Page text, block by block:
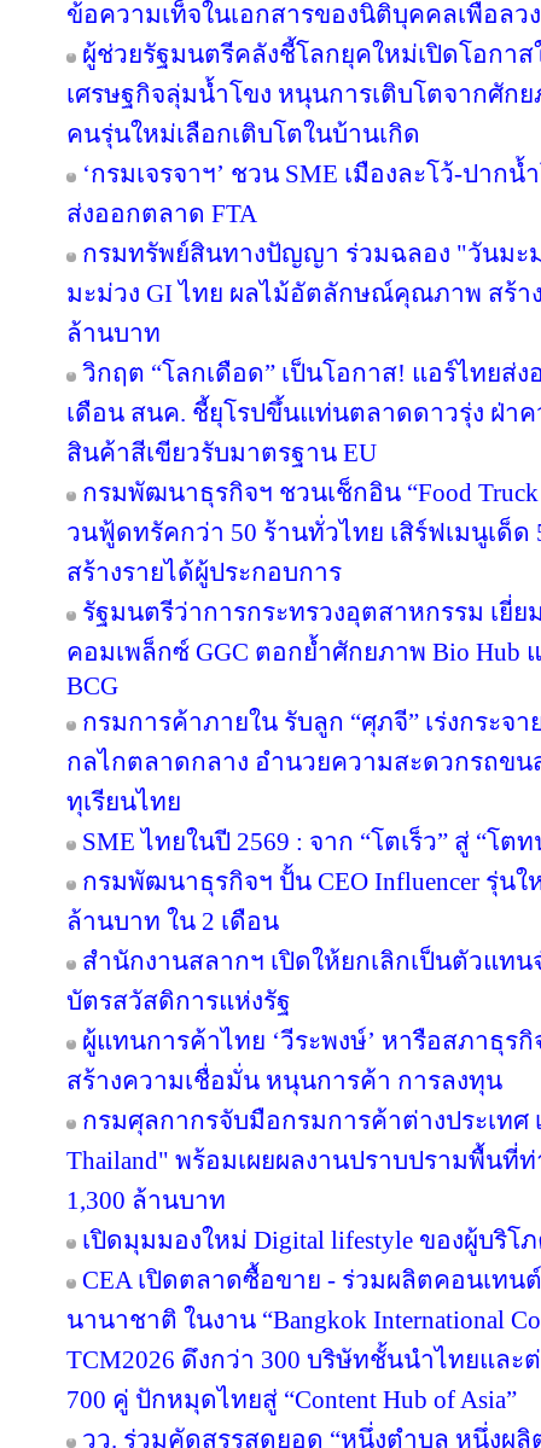
ข้อความเท็จในเอกสารของนิติบุคคลเพื่อลว
ผู้ช่วยรัฐมนตรีคลังชี้โลกยุคใหม่เปิดโอกา
เศรษฐกิจลุ่มน้ำโขง หนุนการเติบโตจากศัก
คนรุ่นใหม่เลือกเติบโตในบ้านเกิด
‘กรมเจรจาฯ’ ชวน SME เมืองละโว้-ปา
ส่งออกตลาด FTA
กรมทรัพย์สินทางปัญญา ร่วมฉลอง "วันมะ
มะม่วง GI ไทย ผลไม้อัตลักษณ์คุณภาพ สร้า
ล้านบาท
วิกฤต “โลกเดือด” เป็นโอกาส! แอร์ไทยส่
เดือน สนค. ชี้ยุโรปขึ้นแท่นตลาดดาวรุ่ง ฝ่า
สินค้าสีเขียวรับมาตรฐาน EU
กรมพัฒนาธุรกิจฯ ชวนเช็กอิน “Food Truck
วนฟู้ดทรัคกว่า 50 ร้านทั่วไทย เสิร์ฟเมนูเด็ด
สร้างรายได้ผู้ประกอบการ
รัฐมนตรีว่าการกระทรวงอุตสาหกรรม เยี่
คอมเพล็กซ์ GGC ตอกย้ำศักยภาพ Bio Hub
BCG
กรมการค้าภายใน รับลูก “ศุภจี” เร่งกระจา
กลไกตลาดกลาง อำนวยความสะดวกรถข
ทุเรียนไทย
SME ไทยในปี 2569 : จาก “โตเร็ว” สู่ “โ
กรมพัฒนาธุรกิจฯ ปั้น CEO Influencer รุ่น
ล้านบาท ใน 2 เดือน
สำนักงานสลากฯ เปิดให้ยกเลิกเป็นตัวแทน
บัตรสวัสดิการแห่งรัฐ
ผู้แทนการค้าไทย ‘วีระพงษ์’ หารือสภาธุรกิ
สร้างความเชื่อมั่น หนุนการค้า การลงทุน
กรมศุลกากรจับมือกรมการค้าต่างประเทศ
Thailand" พร้อมเผยผลงานปราบปรามพื้นที่
1,300 ล้านบาท
เปิดมุมมองใหม่ Digital lifestyle ของผู้บริโ
CEA เปิดตลาดซื้อขาย - ร่วมผลิตคอนเทน
นานาชาติ ในงาน “Bangkok International
TCM2026 ดึงกว่า 300 บริษัทชั้นนำไทยและ
700 คู่ ปักหมุดไทยสู่ “Content Hub of Asia”
วว. ร่วมคัดสรรสุดยอด “หนึ่งตำบล หนึ่งผ